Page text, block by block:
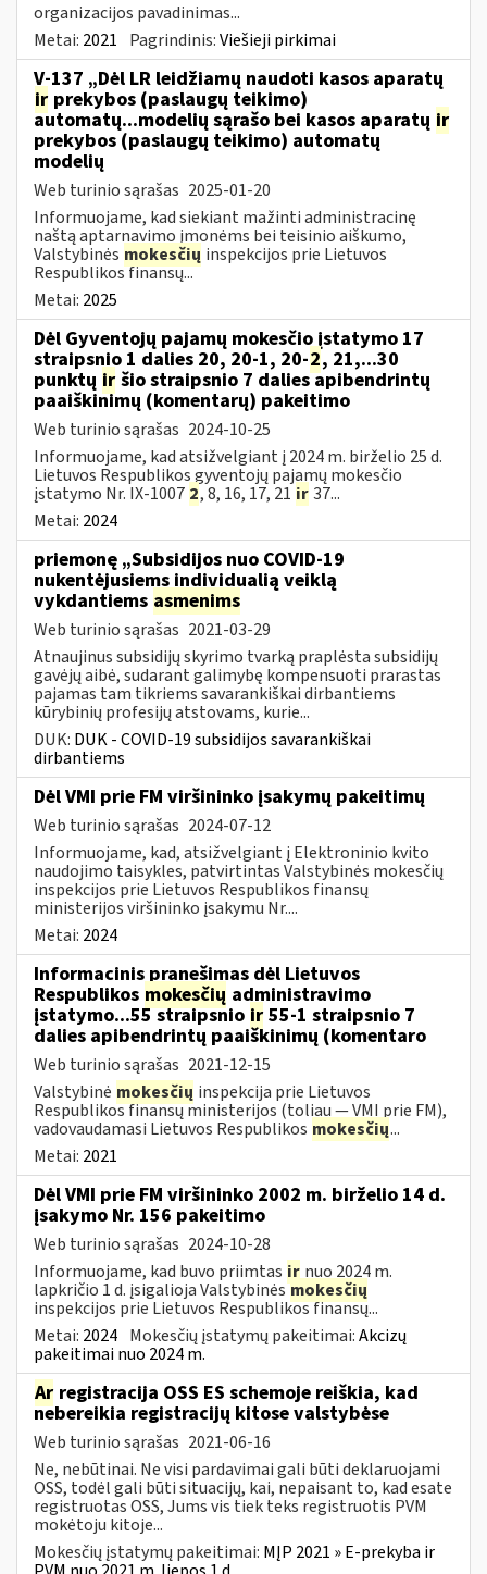
organizacijos pavadinimas...
Metai: 2021 Pagrindinis:Viešieji pirkimai
V-137 „Dėl LR leidžiamų naudoti kasos aparatų
ir prekybos (paslaugų teikimo)
automatų...modelių sąrašo bei kasos aparatų ir
prekybos (paslaugų teikimo) automatų
modelių
Web turinio sąrašas 2025-01-20
Informuojame, kad siekiant mažinti administracinę
naštą aptarnavimo įmonėms bei teisinio aiškumo,
Valstybinės mokesčių inspekcijos prie Lietuvos
Respublikos finansų...
Metai: 2025
Dėl Gyventojų pajamų mokesčio įstatymo 17
straipsnio 1 dalies 20, 20-1, 20-2, 21,...30
punktų ir šio straipsnio 7 dalies apibendrintų
paaiškinimų (komentarų) pakeitimo
Web turinio sąrašas 2024-10-25
Informuojame, kad atsižvelgiant į 2024 m. birželio 25 d.
Lietuvos Respublikos gyventojų pajamų mokesčio
įstatymo Nr. IX-1007 2, 8, 16, 17, 21 ir37...
Metai: 2024
priemonę „Subsidijos nuo COVID-19
nukentėjusiems individualią veiklą
vykdantiems asmenims
Web turinio sąrašas 2021-03-29
Atnaujinus subsidijų skyrimo tvarką praplėsta subsidijų
gavėjų aibė, sudarant galimybę kompensuoti prarastas
pajamas tam tikriems savarankiškai dirbantiems
kūrybinių profesijų atstovams, kurie...
DUK: DUK - COVID-19 subsidijos savarankiškai
dirbantiems
Dėl VMI prie FM viršininko įsakymų pakeitimų
Web turinio sąrašas 2024-07-12
Informuojame, kad, atsižvelgiant į Elektroninio kvito
naudojimo taisykles, patvirtintas Valstybinės mokesčių
inspekcijos prie Lietuvos Respublikos finansų
ministerijos viršininko įsakymu Nr....
Metai: 2024
Informacinis pranešimas dėl Lietuvos
Respublikos mokesčių administravimo
įstatymo...55 straipsnio ir 55-1 straipsnio 7
dalies apibendrintų paaiškinimų (komentaro
Web turinio sąrašas 2021-12-15
Valstybinė mokesčių inspekcija prie Lietuvos
Respublikos finansų ministerijos (toliau — VMI prie FM),
vadovaudamasi Lietuvos Respublikos mokesčių...
Metai: 2021
Dėl VMI prie FM viršininko 2002 m. birželio 14 d.
įsakymo Nr. 156 pakeitimo
Web turinio sąrašas 2024-10-28
Informuojame, kad buvo priimtas ir nuo 2024 m.
lapkričio 1 d. įsigalioja Valstybinėsmokesčių
inspekcijos prie Lietuvos Respublikos finansų...
Metai: 2024 Mokesčių įstatymų pakeitimai:Akcizų
pakeitimai nuo 2024 m.
Ar registracija OSS ES schemoje reiškia, kad
nebereikia registracijų kitose valstybėse
Web turinio sąrašas 2021-06-16
Ne, nebūtinai. Ne visi pardavimai gali būti deklaruojami
OSS, todėl gali būti situacijų, kai, nepaisant to, kad esate
registruotas OSS, Jums vis tiek teks registruotis PVM
mokėtoju kitoje...
Mokesčių įstatymų pakeitimai: MĮP 2021 » E-prekyba ir